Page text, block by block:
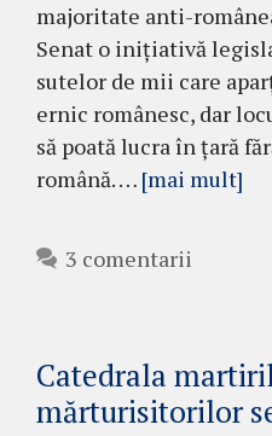
majoritate anti-
Senat o inițiativă
sutelor de mii care
ernic românesc, dar
să poată lucra în țară
română. … [mai mult]
3 comentarii
Catedrala
mărturisitorilor